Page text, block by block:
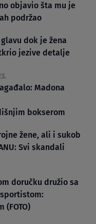
objavio šta mu je
podržao
dok je žena
jezive detalje
Madona
bokserom
žene, ali i sukob
Svi skandali
doručku družio sa